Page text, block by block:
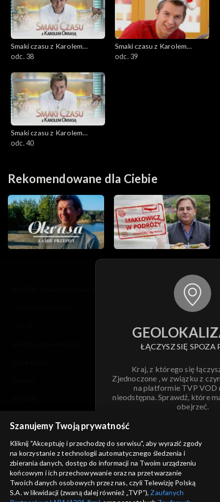
Smaki czasu z Karolem
Okrasą
odc. 38
Smaki czasu z Karolem
Okrasą
odc. 39
Smaki czasu z Karolem
Okrasą
odc. 40
Rekomendowane dla Ciebie
ŁĄCZYSZ SIĘ SPOZA
Kraj, z którego się
Zjednoczone , w związku z
na platformie TVP VOD
nieodstępna. Sprawdź, które
obejrzeć.
ANULUJ
informacje o dostawcy usług
Szanujemy Twoją prywatność
Kliknij "Akceptuję i przechodzę do serwisu", aby wyrazić zgody
na korzystanie z technologii automatycznego śledzenia i
zbierania danych, dostęp do informacji na Twoim urządzeniu
końcowym i ich przechowywanie oraz na przetwarzanie
Twoich danych osobowych przez nas, czyli Telewizję Polską
S.A. w likwidacji (zwaną dalej również „TVP”), Zaufanych